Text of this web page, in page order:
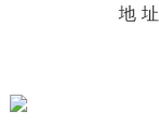
地